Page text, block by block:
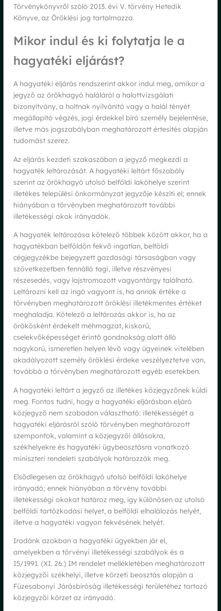
Törvénykönyvről szóló 2013. évi V. törvény Hetedik
Könyve, az Öröklési jog tartalmazza.
Mikor indul és ki folytatja le a
hagyatéki eljárást?
A hagyatéki eljárás rendszerint akkor indul meg, amikor a
jegyző az örökhagyó haláláról a halottvizsgálati
bizonyítvány, a holtnak nyilvánító vagy a halál tényét
megállapító végzés, jogi érdekkel bíró személy bejelentése,
illetve más jogszabályban meghatározott értesítés alapján
tudomást szerez.
Az eljárás kezdeti szakaszában a jegyző megkezdi a
hagyaték leltározását. A hagyatéki leltárt főszabály
szerint az örökhagyó utolsó belföldi lakóhelye szerint
illetékes települési önkormányzat jegyzője készíti el; ennek
hiányában a törvényben meghatározott további
illetékességi okok irányadók.
A hagyaték leltározása kötelező többek között akkor, ha a
hagyatékban belföldön fekvő ingatlan, belföldi
cégjegyzékbe bejegyzett gazdasági társaságban vagy
szövetkezetben fennálló tagi, illetve részvényesi
részesedés, vagy lajstromozott vagyontárgy található.
Leltározni kell az ingó vagyont is, ha annak értéke a
törvényben meghatározott öröklési illetékmentes értéket
meghaladja. Kötelező a leltározás akkor is, ha az
örökösként érdekelt méhmagzat, kiskorú,
cselekvőképességet érintő gondnokság alatt álló
nagykorú, ismeretlen helyen lévő vagy ügyeinek vitelében
akadályozott személy öröklési érdeke veszélyeztetve van,
továbbá a törvényben meghatározott egyéb esetekben.
A hagyatéki leltárt a jegyző az illetékes közjegyzőnek küldi
meg. Fontos tudni, hogy a hagyatéki eljárásban eljáró
közjegyző nem szabadon választható: illetékességét a
hagyatéki eljárásról szóló törvényben meghatározott
szempontok, valamint a közjegyzői állásokra,
székhelyekre és hagyatéki ügybeosztásra vonatkozó
miniszteri rendeleti szabályok határozzák meg.
Elsődlegesen az örökhagyó utolsó belföldi lakóhelye
irányadó; ennek hiányában a törvény további
illetékességi okokat határoz meg, így különösen az utolsó
belföldi tartózkodási helyet, a belföldi elhalálozás helyét,
illetve a hagyatéki vagyon fekvésének helyét.
Irodánk azokban a hagyatéki ügyekben jár el,
amelyekben a törvényi illetékességi szabályok és a
15/1991. (XI. 26.) IM rendelet mellékletében meghatározott
közjegyzői székhelyi, illetve körzeti beosztás alapján a
Füzesabonyi Járásbíróság illetékességi területéhez tartozó
közjegyzői körzet az irányadó.